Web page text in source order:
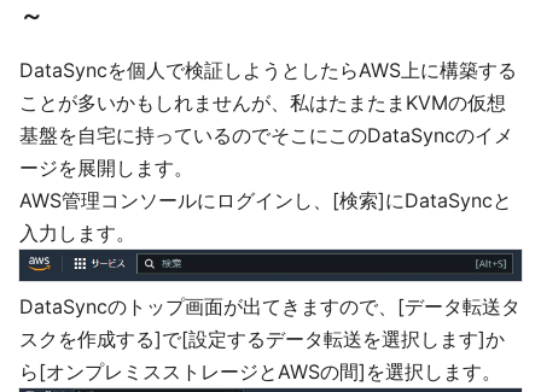
～
DataSyncを個人で検証しようとしたらAWS上に構築する
ことが多いかもしれませんが、私はたまたまKVMの仮想
基盤を自宅に持っているのでそこにこのDataSyncのイメ
ージを展開します。
AWS管理コンソールにログインし、[検索]にDataSyncと
入力します。
DataSyncのトップ画面が出てきますので、[データ転送タ
スクを作成する]で[設定するデータ転送を選択します]か
ら[オンプレミスストレージとAWSの間]を選択します。